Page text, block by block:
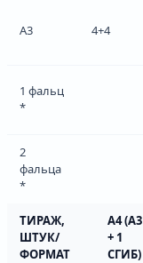
А3 4+4
1 фальц
*
2
фальца
*
ТИРАЖ,
ШТУК/
ФОРМАТ
А4 (А3
+ 1
СГИБ)